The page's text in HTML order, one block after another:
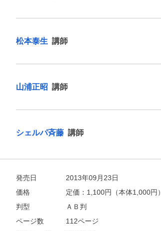
松本泰生 講師
山浦正昭 講師
シェルパ斉藤 講師
発売日
2013年09月23日
価格
定価： 1,100円（本体1,000円）
判型
ＡＢ判
ページ数
112ページ